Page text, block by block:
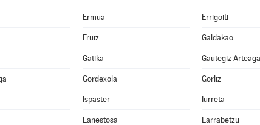
Ermua Errigoiti
Fruiz Galdakao
Gatika Gautegiz Arteaga
Gordexola Gorliz
Ispaster Iurreta
Lanestosa Larrabetzu